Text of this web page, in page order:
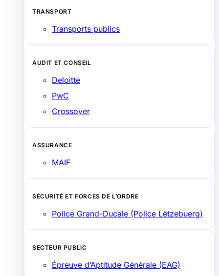
TRANSPORT
Transports publics
AUDIT ET CONSEIL
Deloitte
PwC
Crossover
ASSURANCE
MAIF
SÉCURITÉ ET FORCES DE L’ORDRE
Police Grand-Ducale (Police Lëtzebuerg)
SECTEUR PUBLIC
Épreuve d’Aptitude Générale (EAG)